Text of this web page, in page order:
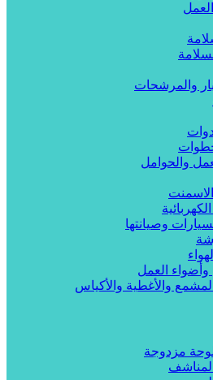
والمرشحات
والحوامل
وصيانتها
وأضواء العمل
والأغطية والأكياس
مزدوجة